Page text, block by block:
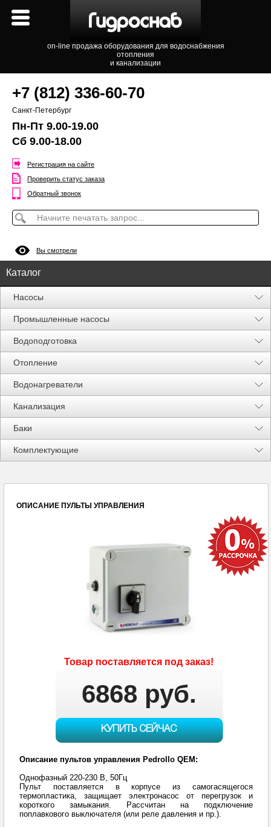
on-line продажа оборудования для водоснабжения
отопления
и канализации
+7 (812) 336-60-70
Санкт-Петербург
Пн-Пт 9.00-19.00
Сб 9.00-18.00
Регистрация на сайте
Проверить статус заказа
Обратный звонок
Вы смотрели
Каталог
Насосы
Промышленные насосы
Водоподготовка
Отопление
Водонагреватели
Канализация
Баки
Комплектующие
Акции %
ОПИСАНИЕПУЛЬТЫ УПРАВЛЕНИЯ
Товар поставляется под заказ!
6868 руб.
КУПИТЬ СЕЙЧАС
Описание пультов управления Pedrollo QEM:
Однофазный 220-230 В, 50Гц
Пульт поставляется в корпусе из самогасящегося
термопластика, защищает электронасос от перегрузок и
короткого замыкания. Рассчитан на подключение
поплавкового выключателя (или реле давления и пр.).